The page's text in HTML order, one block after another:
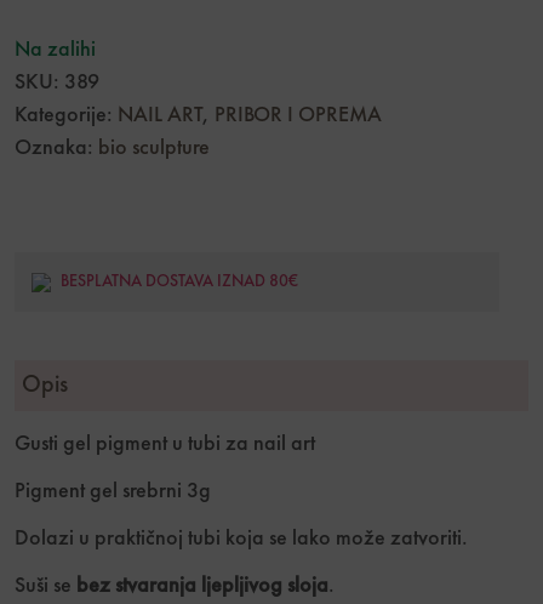
Na zalihi
SKU: 389
Kategorije: NAIL ART, PRIBOR I OPREMA
Oznaka: bio sculpture
BESPLATNA DOSTAVA IZNAD 80€
Opis
Gusti gel pigment u tubi za nail art
Pigment gel srebrni 3g
Dolazi u praktičnoj tubi koja se lako može zatvoriti.
Suši se bez stvaranja ljepljivog sloja.